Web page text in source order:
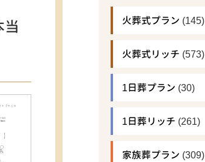
火葬式プラン (145)
火葬式リッチ (573)
1日葬プラン (30)
1日葬リッチ (261)
家族葬プラン (309)